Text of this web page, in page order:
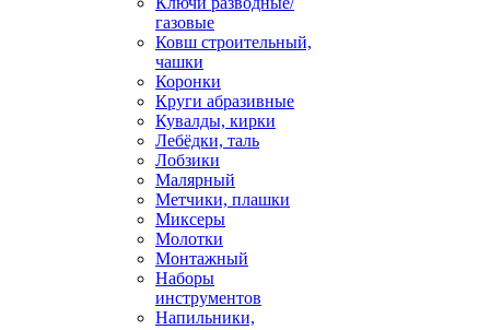
газовые
Ковш строительный,
чашки
Коронки
Круги абразивные
Кувалды, кирки
Лебёдки, таль
Лобзики
Малярный
Метчики, плашки
Миксеры
Молотки
Монтажный
Наборы
инструментов
Напильники,